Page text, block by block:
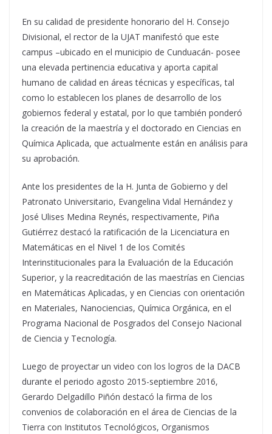
En su calidad de presidente honorario del H. Consejo
Divisional, el rector de la UJAT manifestó que este
campus –ubicado en el municipio de Cunduacán- posee
una elevada pertinencia educativa y aporta capital
humano de calidad en áreas técnicas y específicas, tal
como lo establecen los planes de desarrollo de los
gobiernos federal y estatal, por lo que también ponderó
la creación de la maestría y el doctorado en Ciencias en
Química Aplicada, que actualmente están en análisis para
su aprobación.
Ante los presidentes de la H. Junta de Gobierno y del
Patronato Universitario, Evangelina Vidal Hernández y
José Ulises Medina Reynés, respectivamente, Piña
Gutiérrez destacó la ratificación de la Licenciatura en
Matemáticas en el Nivel 1 de los Comités
Interinstitucionales para la Evaluación de la Educación
Superior, y la reacreditación de las maestrías en Ciencias
en Matemáticas Aplicadas, y en Ciencias con orientación
en Materiales, Nanociencias, Química Orgánica, en el
Programa Nacional de Posgrados del Consejo Nacional
de Ciencia y Tecnología.
Luego de proyectar un video con los logros de la DACB
durante el periodo agosto 2015-septiembre 2016,
Gerardo Delgadillo Piñón destacó la firma de los
convenios de colaboración en el área de Ciencias de la
Tierra con Institutos Tecnológicos, Organismos